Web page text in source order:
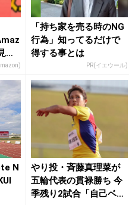
逃
「持ち家を売る時のNG
行為」知ってるだけで
得する事とは
PR(イエウール)
N
やり投・斉藤真理菜が
五輪代表の貫禄勝ち 今
季残り2試合「自己ベス